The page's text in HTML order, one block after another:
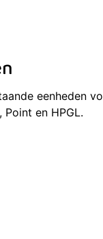
eenheden
en HPGL.